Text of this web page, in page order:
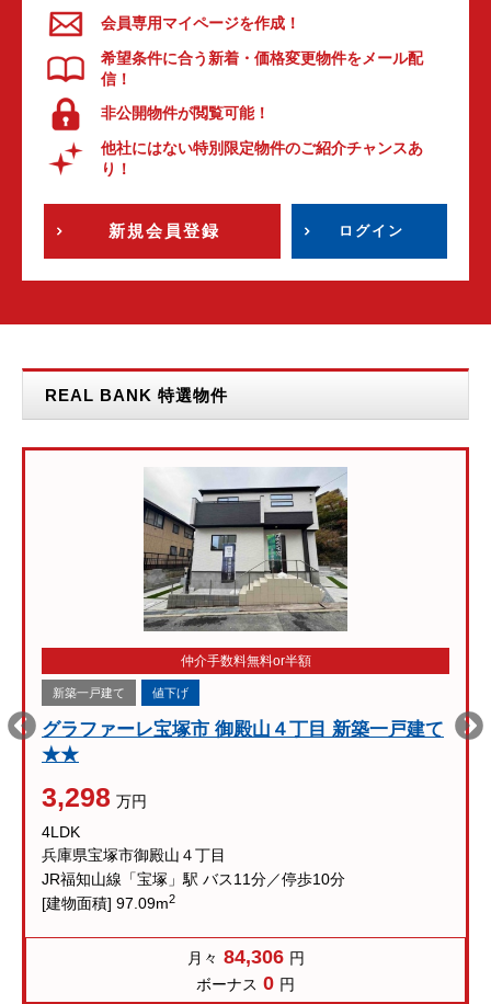
会員専用マイページを作成！
希望条件に合う新着・価格変更物件をメール配
信！
非公開物件が閲覧可能！
他社にはない特別限定物件のご紹介チャンスあ
り！
新規会員登録 ログイン
REAL BANK 特選物件
仲介手数料無料or半額
新築一戸建て 値下げ
グラファーレ宝塚市 御殿山４丁目 新築一戸建て
★★
3,298 万円
4LDK
兵庫県宝塚市御殿山４丁目
JR福知山線「宝塚」駅 バス11分／停歩10分
[建物面積] 97.09m2
月々 84,306 円
ボーナス 0 円